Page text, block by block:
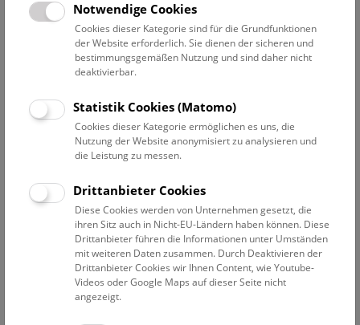
des täglichen Bedarfs – allen voran Kleidung – hergestellt,
sondern auch Gebrauchswaren und repräsentative Objekte
bis hin zu Luxusartikeln.
Der archäologische Kontext und die spezifischen
Eigenschaften prähistorischer Stoffe können vielerlei
Hinweise zu ihrer ehemaligen Verwendung geben. Nicht
jeder gewobene Stoff, der in einem prähistorischen Grab
oder auch in einem Salzbergwerk gefunden wurde, gehörte
zwischen primärer und sekundärer Funktion unterscheiden.
Primäre Funktion wäre also die Verwendung von neuen
Stoffen für Kleidung, aber auch für Gebrauchstextilien (z. B.
als Decken oder Polster) oder für eine technische Nutzung (z.
B. als Innenfutter für eine Schwertscheide). Hinweise auf
Sekundärverwendungen (Recycling, bis zum endgültigen
Verschleiß) findet sich vor allem bei den Textilien aus den
Notwendige Cookies
Cookies dieser Kategorie sind für die Grundfunktionen
der Website erforderlich. Sie dienen der sicheren und
bestimmungsgemäßen Nutzung und sind daher nicht
deaktivierbar.
Statistik Cookies (Matomo)
Cookies dieser Kategorie ermöglichen es uns, die
Nutzung der Website anonymisiert zu analysieren und
die Leistung zu messen.
Drittanbieter Cookies
Diese Cookies werden von Unternehmen gesetzt, die
ihren Sitz auch in Nicht-EU-Ländern haben können. Diese
Drittanbieter führen die Informationen unter Umständen
mit weiteren Daten zusammen. Durch Deaktivieren der
Drittanbieter Cookies wir Ihnen Content, wie Youtube-
Videos oder Google Maps auf dieser Seite nicht
angezeigt.